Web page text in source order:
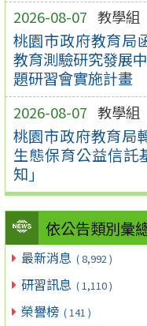
2026-08-07 教學組
桃園市政府教育局
教育測驗研究發展
題研習會實施計畫
2026-08-07 教學組
桃園市政府教育局
生態保育公益信託
知」
依公告類別彙
最新消息 ( 8,992 )
研習訊息 ( 1,110 )
榮譽榜 ( 141 )